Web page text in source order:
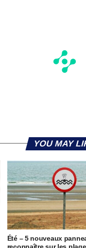
YOU MAY
Été – 5 nouveaux